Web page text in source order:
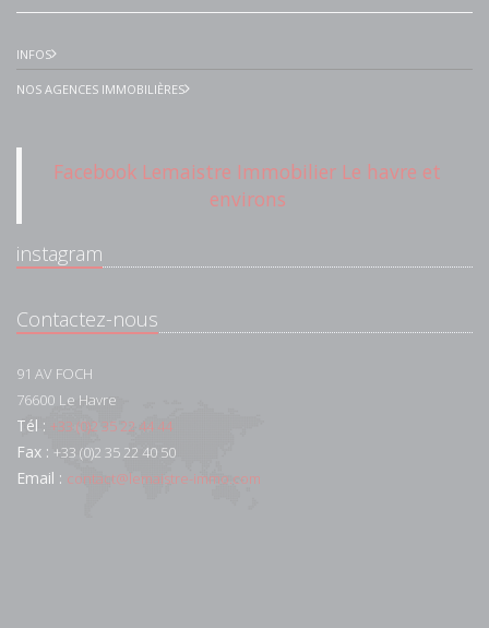
INFOS
NOS AGENCES IMMOBILIÈRES
Facebook Lemaistre Immobilier Le havre et
environs
instagram
Contactez-nous
91 AV FOCH
76600 Le Havre
Tél : +33 (0)2 35 22 44 44
Fax : +33 (0)2 35 22 40 50
Email : contact@lemaistre-immo.com